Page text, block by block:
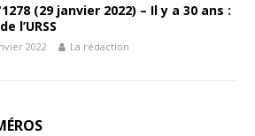
(29 janvier 2022) – Il y a 30 ans :
l’URSS
2022 La rédaction